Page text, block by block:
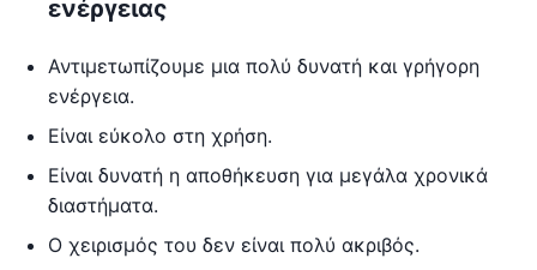
ενέργειας
Αντιμετωπίζουμε μια πολύ δυνατή και γρήγορη
ενέργεια.
Είναι εύκολο στη χρήση.
Είναι δυνατή η αποθήκευση για μεγάλα χρονικά
διαστήματα.
Ο χειρισμός του δεν είναι πολύ ακριβός.